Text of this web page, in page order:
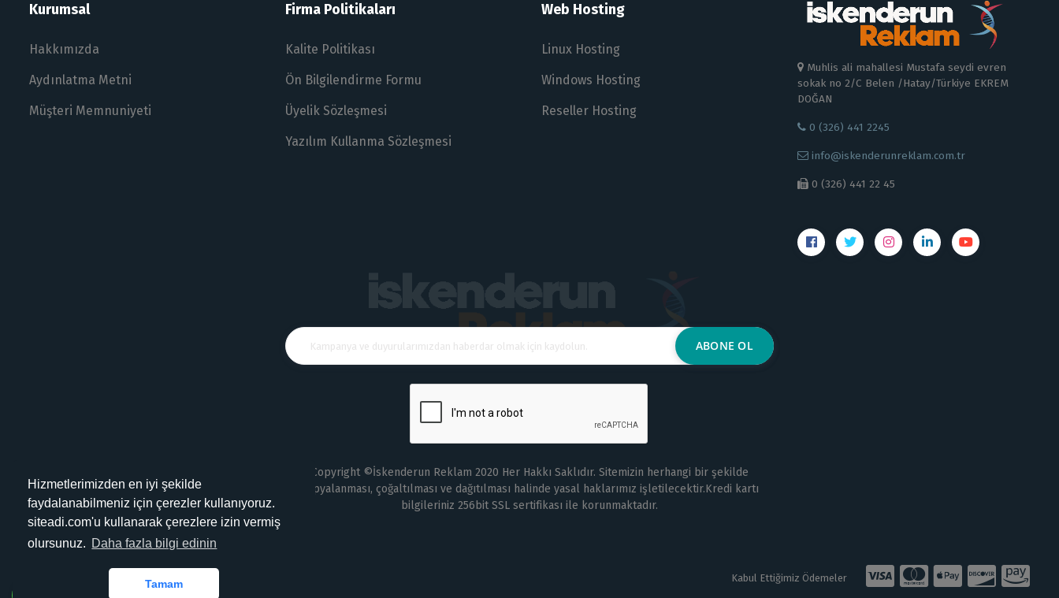
Hizmetlerimizden en iyi şekilde
faydalanabilmeniz için çerezler kullanıyoruz.
siteadi.com'u kullanarak çerezlere izin vermiş
olursunuz. Daha fazla bilgi edinin
Tamam
Kurumsal
Hakkımızda
Aydınlatma Metni
Müşteri Memnuniyeti
Firma Politikaları
Kalite Politikası
Ön Bilgilendirme Formu
Üyelik Sözleşmesi
Yazılım Kullanma Sözleşmesi
Web Hosting
Linux Hosting
Windows Hosting
Reseller Hosting
Muhlis ali mahallesi Mustafa seydi evren
sokak no 2/C Belen /Hatay/Türkiye EKREM
DOĞAN
0 (326) 441 2245
info@iskenderunreklam.com.tr
0 (326) 441 22 45
Copyright ©İskenderun Reklam 2020 Her Hakkı Saklıdır. Sitemizin herhangi bir şekilde
kopyalanması, çoğaltılması ve dağıtılması halinde yasal haklarımız işletilecektir.Kredi kartı
bilgileriniz 256bit SSL sertifikası ile korunmaktadır.
Kabul Ettiğimiz Ödemeler